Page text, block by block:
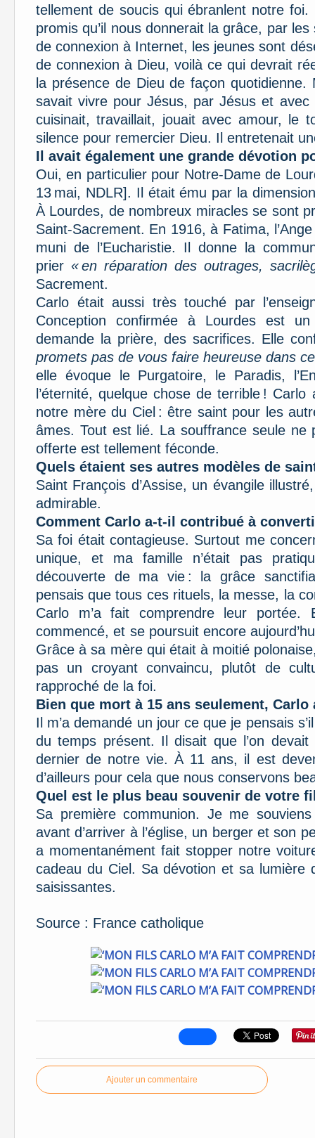
tellement de soucis qui ébranlent notre
promis qu’il nous donnerait la grâce, par les
de connexion à Internet, les jeunes sont
de connexion à Dieu, voilà ce qui devrait
la présence de Dieu de façon
savait vivre pour Jésus, par Jésus et avec
cuisinait, travaillait, jouait avec amour, le
silence pour remercier Dieu. Il entretenait
Il avait également une grande dévotion
Oui, en particulier pour Notre-Dame de
13 mai, NDLR]. Il était ému par la
À Lourdes, de nombreux miracles se sont
Saint-Sacrement. En 1916, à Fatima,
muni de l’Eucharistie. Il donne la
prier « en réparation des outrages,
Sacrement.
Carlo était aussi très touché par
Conception confirmée à Lourdes est
demande la prière, des sacrifices. Elle
promets pas de vous faire heureuse dans
elle évoque le Purgatoire, le Paradis,
l’éternité, quelque chose de terrible !
notre mère du Ciel : être saint pour les
âmes. Tout est lié. La souffrance seule
offerte est tellement féconde.
Quels étaient ses autres modèles de
Saint François d’Assise, un évangile
admirable.
Comment Carlo a-t-il contribué à
Sa foi était contagieuse. Surtout me
unique, et ma famille n’était pas
découverte de ma vie : la grâce
pensais que tous ces rituels, la messe, la
Carlo m’a fait comprendre leur
commencé, et se poursuit encore
Grâce à sa mère qui était à moitié
pas un croyant convaincu, plutôt de
rapproché de la foi.
Bien que mort à 15 ans seulement,
Il m’a demandé un jour ce que je pensais
du temps présent. Il disait que l’on
dernier de notre vie. À 11 ans, il est
d’ailleurs pour cela que nous conservons
Quel est le plus beau souvenir de votre
Sa première communion. Je me
avant d’arriver à l’église, un berger et son
a momentanément fait stopper notre
cadeau du Ciel. Sa dévotion et sa
saisissantes.
Source : France catholique
Ajouter un commentaire